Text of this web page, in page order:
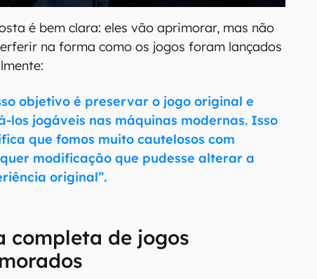
é bem clara: eles vão aprimorar, mas não
na forma como os jogos foram lançados
objetivo é preservar o jogo original e
los jogáveis nas máquinas modernas. Isso
que fomos muito cautelosos com
modificação que pudesse alterar a
original”.
completa de jogos